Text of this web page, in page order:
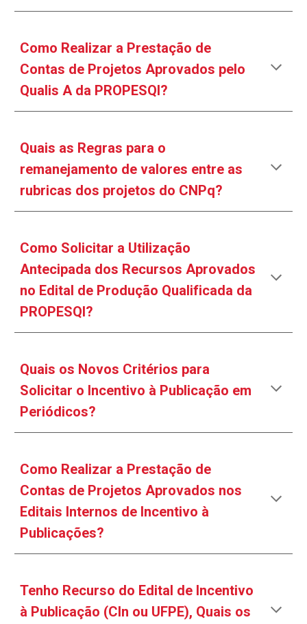
Como Realizar a Prestação de
Contas de Projetos Aprovados pelo
Qualis A da PROPESQI?
Quais as Regras para o
remanejamento de valores entre as
rubricas dos projetos do CNPq?
Como Solicitar a Utilização
Antecipada dos Recursos Aprovados
no Edital de Produção Qualificada da
PROPESQI?
Quais os Novos Critérios para
Solicitar o Incentivo à Publicação em
Periódicos?
Como Realizar a Prestação de
Contas de Projetos Aprovados nos
Editais Internos de Incentivo à
Publicações?
Tenho Recurso do Edital de Incentivo
à Publicação (CIn ou UFPE), Quais os